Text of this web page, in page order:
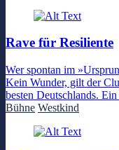
Rave für Resiliente
Wer spontan im
Kein Wunder, gilt der
besten Deutschlands.
Bühne Westkind